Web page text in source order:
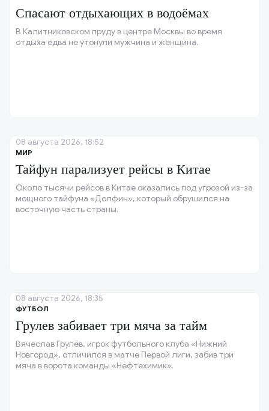
Спасают отдыхающих в водоёмах
В Калитниковском пруду в центре Москвы во время
отдыха едва не утонули мужчина и женщина.
МИР
Тайфун парализует рейсы в Китае
Около тысячи рейсов в Китае оказались под угрозой из-за
мощного тайфуна «Долфин», который обрушился на
восточную часть страны.
08 августа 2026, 18:52
ФУТБОЛ
Грулев забивает три мяча за тайм
Вячеслав Грулёв, игрок футбольного клуба «Нижний
Новгород», отличился в матче Первой лиги, забив три
мяча в ворота команды «Нефтехимик».
08 августа 2026, 18:35